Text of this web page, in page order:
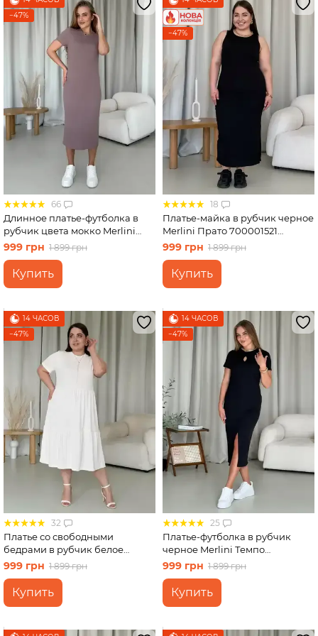
−47%
66
Длинное платье-футболка в
рубчик цвета мокко Merlini
Кассо 700000124 размер 42-44
999 грн 1 899 грн
Купить
−47%
18
Платье-майка в рубчик черное
Merlini Прато 700001521
размер 2XL-3XL
999 грн 1 899 грн
Купить
14 ЧАСОВ
−47%
32
Платье со свободными
бедрами в рубчик белое
Merlini Реджо 700001589
размер 2XL-3XL
999 грн 1 899 грн
Купить
14 ЧАСОВ
−47%
25
Платье-футболка в рубчик
черное Merlini Темпо
700001541 размер L-XL
999 грн 1 899 грн
Купить